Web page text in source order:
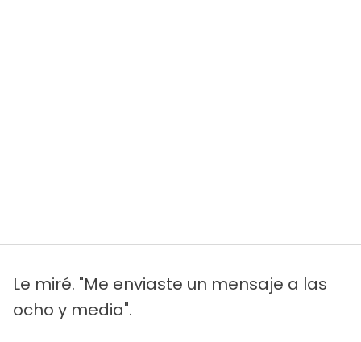
Le miré. "Me enviaste un mensaje a las
ocho y media".